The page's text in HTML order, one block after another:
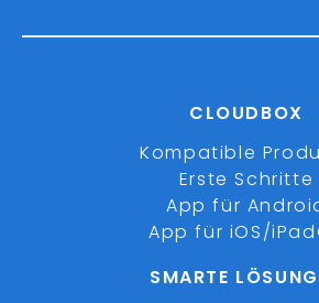
CLOUDBOX
Kompatible
Erste Schritte
App für
App für iOS/
SMARTE